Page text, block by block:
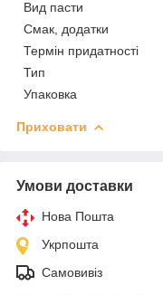
Вид пасти
Смак, додатки
Термін придатності
Тип
Упаковка
Приховати
Умови доставки
Нова Пошта
Укрпошта
Самовивіз